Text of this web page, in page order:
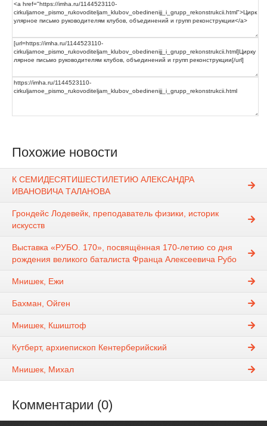
Похожие новости
К СЕМИДЕСЯТИШЕСТИЛЕТИЮ АЛЕКСАНДРА
ИВАНОВИЧА ТАЛАНОВА
Грондейс Лодевейк, преподаватель физики, историк
искусств
Выставка «РУБО. 170», посвящённая 170-летию со дня
рождения великого баталиста Франца Алексеевича Рубо
Мнишек, Ежи
Бахман, Ойген
Мнишек, Кшиштоф
Кутберт, архиепископ Кентерберийский
Мнишек, Михал
Комментарии (0)